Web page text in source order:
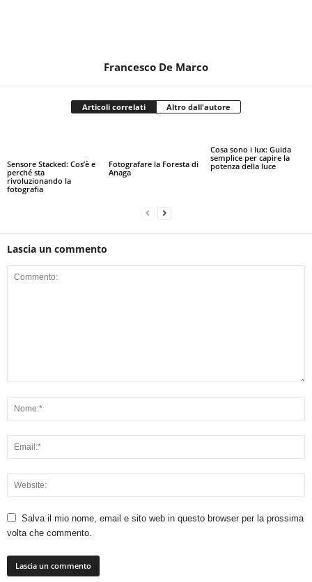
Francesco De Marco
Articoli correlati Altro dall'autore
Sensore Stacked: Cos’è e
perché sta
rivoluzionando la
fotografia
Fotografare la Foresta di
Anaga
Cosa sono i lux: Guida
semplice per capire la
potenza della luce
Lascia un commento
Salva il mio nome, email e sito web in questo browser per la prossima
volta che commento.